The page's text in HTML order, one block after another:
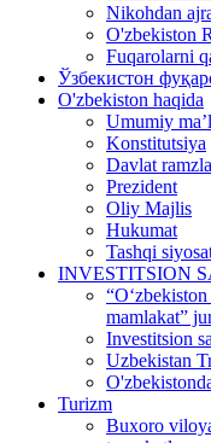
Nikohdan
O'zbekiston
Fuqarolarni
Ўзбекистон
O'zbekiston haqida
Umumiy
Konstitutsiya
Davlat
Prezident
Oliy Majlis
Hukumat
Tashqi
INVESTITSION
mamlakat”
Investitsion
Uzbekistan
Turizm
Buxoro